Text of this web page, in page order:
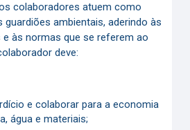
colaboradores atuem como
ambientais, aderindo às
às normas que se referem ao
deve:
e colaborar para a economia
água e materiais;